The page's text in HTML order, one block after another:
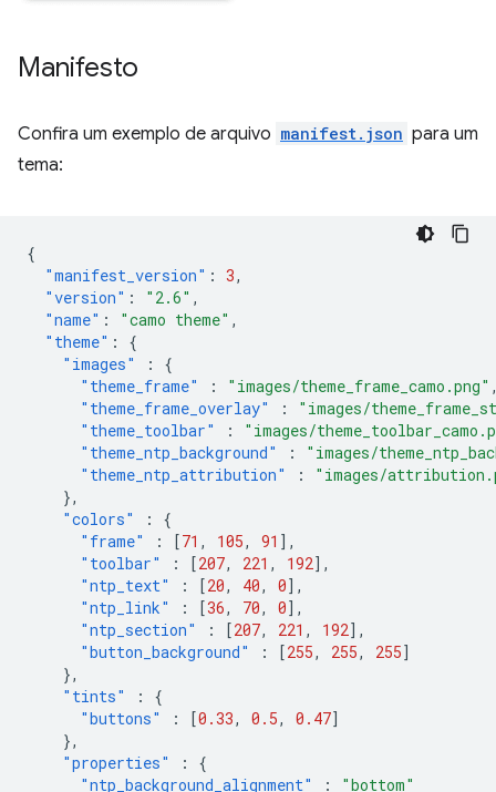
Manifesto
Confira um exemplo de arquivo manifest.json para um
tema:
{
"manifest_version" : 3,
"version" : "2.6" ,
"name" : "camo theme" ,
"theme" :
{
"images"
:
{
"theme_frame"
: "images/theme_frame_camo.png"
"theme_frame_overlay"
:
"images/
"theme_toolbar"
:
"images/
"theme_ntp_background"
:
"images/
"theme_ntp_attribution"
:
"images/
},
"colors"
:
{
"frame"
: [71 , 105, 91 ],
"toolbar"
: [207, 221 , 192],
"ntp_text"
: [20, 40, 0],
"ntp_link"
: [36, 70, 0],
"ntp_section"
: [207, 221 , 192],
"button_background"
: [255, 255, 255]
},
"tints"
:
{
"buttons"
: [0.33, 0.5, 0.47]
},
"properties"
:
{
"ntp_background_alignment"
: "bottom"